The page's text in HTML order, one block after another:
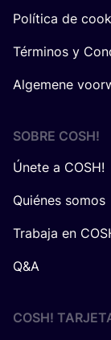
Política de
Términos y
Algemene
SOBRE COSH!
Únete a COSH!
Quiénes somos
Trabaja en
Q&A
COSH!